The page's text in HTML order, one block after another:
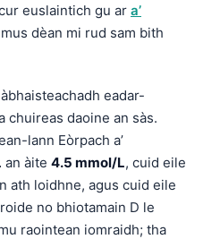
euslaintich gu ar a’
mus dèan mi rud sam bith
eadar-
chuireas daoine an sàs.
lann Eòrpach a’
an àite 4.5 mmol/L, cuid eile
ath loidhne, agus cuid eile
no bhiotamain D le
raointean iomraidh; tha